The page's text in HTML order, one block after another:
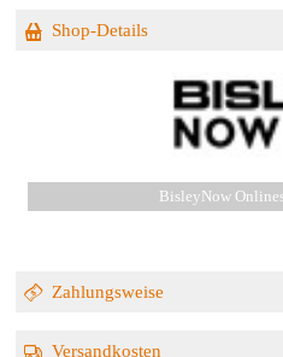
Shop-Details
BisleyNow
Zahlungsweise
Versandkosten